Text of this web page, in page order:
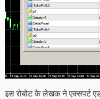
इस रोबोट के लेखक ने एक्सपर्ट